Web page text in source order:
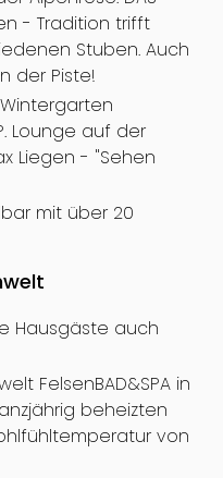
- Tradition trifft
Stuben. Auch
der Piste!
Lounge auf der
Liegen - "Sehen
mit über 20
Hausgäste auch
FelsenBAD&SPA in
beheizten
von